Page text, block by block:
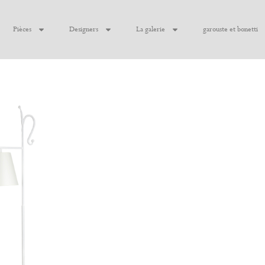
Pièces Designers La galerie garouste et bonetti